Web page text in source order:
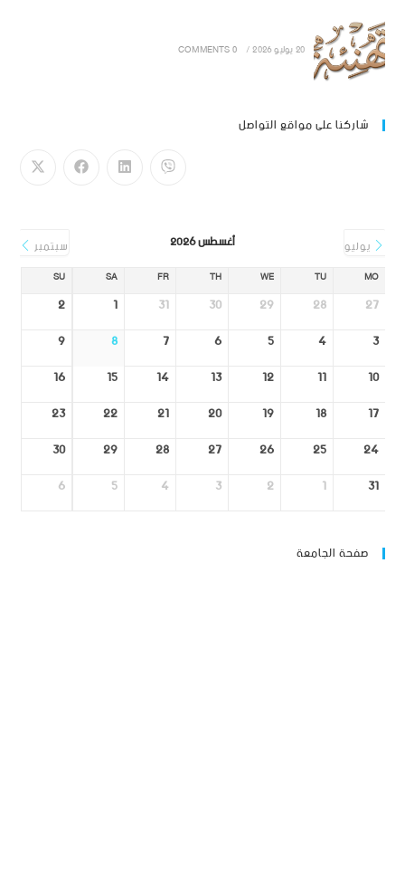
20 يوليو 2026 /
0 COMMENTS
شاركنا على مواقع التواصل
يوليو أغسطس 2026 سبتمبر
MO
TU
WE
TH
FR
SA
SU
27
28
29
30
31
1
2
3
4
5
6
7
8
9
10
11
12
13
14
15
16
17
18
19
20
21
22
23
24
25
26
27
28
29
30
31
1
2
3
4
5
6
صفحة الجامعة